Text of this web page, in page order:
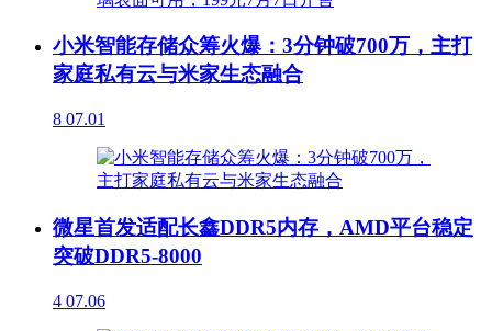
小米智能存储众筹火爆：3分钟破700万，主打
家庭私有云与米家生态融合
8 07.01
微星首发适配长鑫DDR5内存，AMD平台稳定
突破DDR5-8000
4 07.06